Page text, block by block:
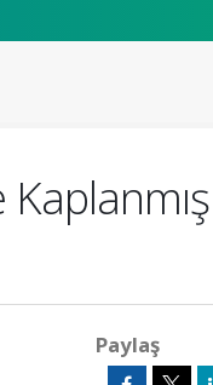
Paylaş